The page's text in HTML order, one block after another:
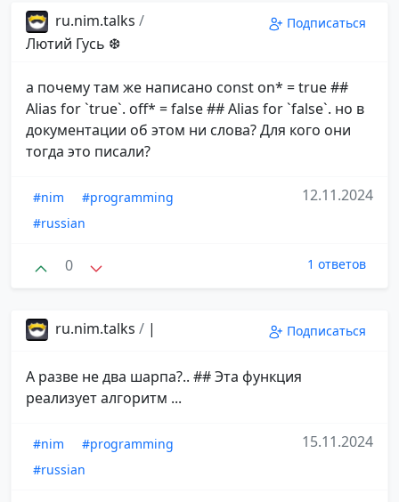
ru.nim.talks /
Лютий Гусь ❆
Подписаться
а почему там же написано const on* = true ##
Alias for `true`. off* = false ## Alias for `false`. но в
документации об этом ни слова? Для кого они
тогда это писали?
#nim
#programming
#russian
12.11.2024
0 1 ответов
ru.nim.talks / | Подписаться
А разве не два шарпа?.. ## Эта функция
реализует алгоритм ...
#nim
#programming
#russian
15.11.2024